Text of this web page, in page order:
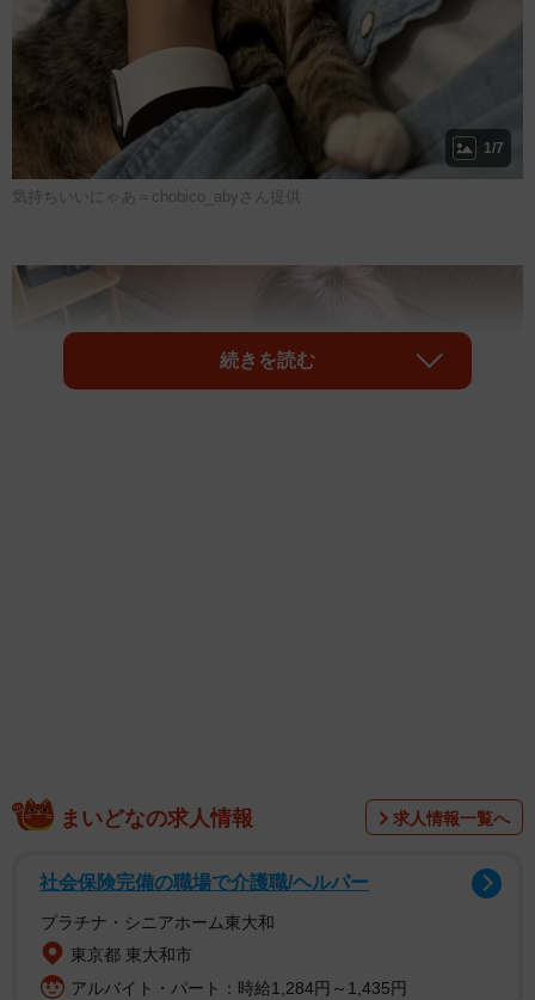
1/7
気持ちいいにゃあ＝chobico_abyさん提供
2/7
毎朝のルーティン＝chobico_abyさん提供
続きを読む
まいどなの求人情報 求人情報一覧へ
社会保険完備の職場で介護職/ヘルパー
プラチナ・シニアホーム東大和
東京都 東大和市
アルバイト・パート：時給1,284円～1,435円